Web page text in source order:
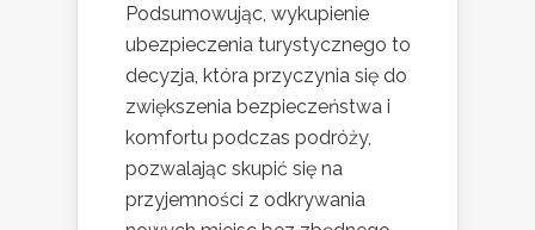
Podsumowując, wykupienie
ubezpieczenia turystycznego to
decyzja, która przyczynia się do
zwiększenia bezpieczeństwa i
komfortu podczas podróży,
pozwalając skupić się na
przyjemności z odkrywania